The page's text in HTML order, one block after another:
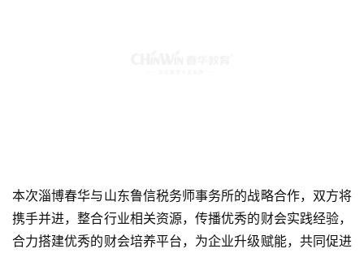
本次淄博春华与山东鲁信税务师事务所的战略合作，双方将
携手并进，整合行业相关资源，传播优秀的财会实践经验，
合力搭建优秀的财会培养平台，为企业升级赋能，共同促进